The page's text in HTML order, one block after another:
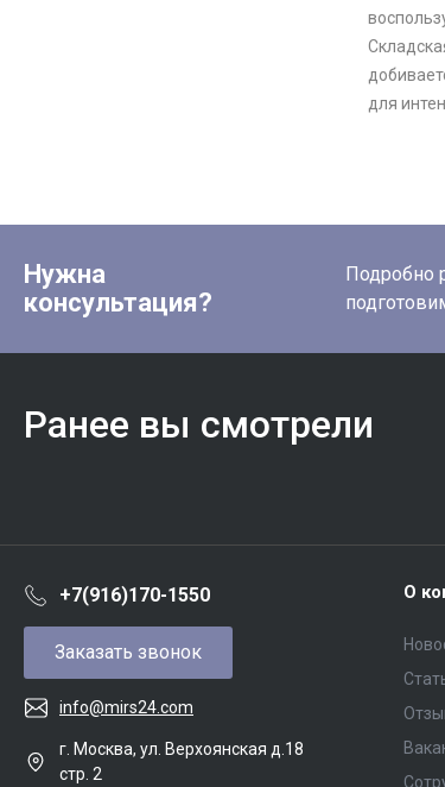
для
Нужна
консультация?
Подробно
Ранее вы смотрели
+7(916)170-1550
Заказать звонок
info@mirs24.com
г. Москва, ул. Верхоянская д.18
стр. 2
О